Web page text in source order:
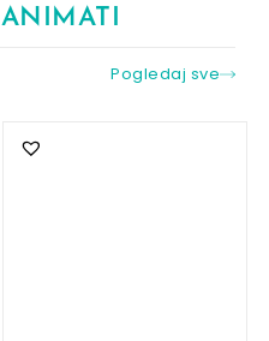
Pogledaj sve